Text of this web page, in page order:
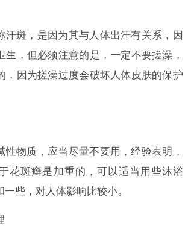
汗斑，是因为其与人体出汗有关系，因
生，但必须注意的是，一定不要搓澡，
，因为搓澡过度会破坏人体皮肤的保护
性物质，应当尽量不要用，经验表明，
花斑癣是加重的，可以适当用些沐浴
些，对人体影响比较小。